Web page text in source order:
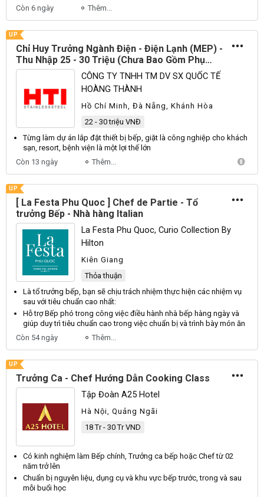
Còn 6 ngày Thêm...
UP
Chỉ Huy Trưởng Ngành Điện - Điện Lạnh (MEP) -
Thu Nhập 25 - 30 Triệu (Chưa Bao Gồm Phụ
Cấp)
CÔNG TY TNHH TM DV SX QUỐC TẾ
HOÀNG THÀNH
Hồ Chí Minh, Đà Nẵng, Khánh Hòa
22 - 30 triệu VNĐ
Từng làm dự án lắp đặt thiết bị bếp, giặt là công nghiệp cho khách
sạn, resort, bệnh viện là một lợi thế lớn
Còn 13 ngày
Thêm...
UP
[ La Festa Phu Quoc ] Chef de Partie - Tổ
trưởng Bếp - Nhà hàng Italian
La Festa Phu Quoc, Curio Collection By
Hilton
Kiên Giang
Thỏa thuận
Là tổtrưởng bếp, bạn sẽ chịu trách nhiệm thực hiện các nhiệm vụ
sau với tiêu chuẩn cao nhất:
Hỗ trợBếp phó trong công việc điều hành nhà bếp hàng ngày và
giúp duy trì tiêu chuẩn cao trong việc chuẩn bị và trình bày món ăn
Còn 54 ngày
Thêm...
UP
Trưởng Ca - Chef Hướng Dẫn Cooking Class
Tập Đoàn A25 Hotel
Hà Nội, Quảng Ngãi
18 Tr - 30 Tr VND
Có kinh nghiệm làm Bếp chính,Trưởng ca bếp hoặc Chef từ 02
năm trở lên
Chuẩn bị nguyên liệu, dụng cụ và khu vực bếp trước, trong và sau
mỗi buổi học